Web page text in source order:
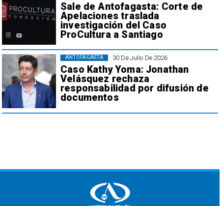
Sale de Antofagasta: Corte de
Apelaciones traslada
investigación del Caso
ProCultura a Santiago
30 De Julio De 2026
Caso Kathy Yoma: Jonathan
Velásquez rechaza
responsabilidad por difusión de
documentos
ANTOFAGASTA